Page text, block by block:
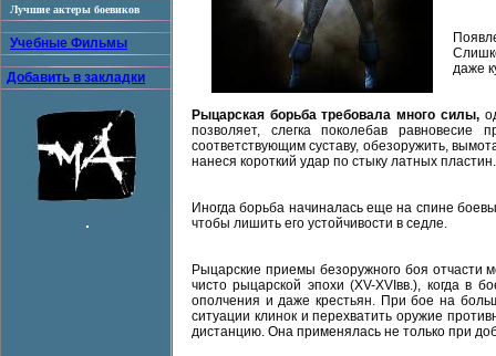
Лучшие актеры боевиков
Учебные Фильмы
Добавить в закладки
даже
Рыцарская борьба требовала много силы,
позволяет, слегка поколебав
соответствующим суставу, обезоружить,
нанеся короткий удар по стыку латных
Иногда борьба начиналась еще на спине
чтобы лишить его устойчивости в седле.
Рыцарские приемы безоружного боя отчасти
чисто рыцарской эпохи (XV-XVIвв.), когда в
ополчения и даже крестьян. При бое на
ситуации клинок и перехватить оружие
дистанцию. Она применялась не только при